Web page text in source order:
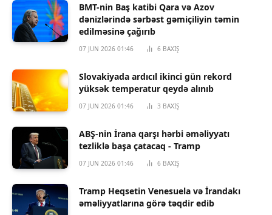
BMT-nin Baş katibi Qara və Azov
dənizlərində sərbəst gəmiçiliyin təmin
edilməsinə çağırıb
07 JUN 2026 01:46 6 BAXIŞ
Slovakiyada ardıcıl ikinci gün rekord
yüksək temperatur qeydə alınıb
07 JUN 2026 01:46 3 BAXIŞ
ABŞ-nin İrana qarşı hərbi əməliyyatı
tezliklə başa çatacaq - Tramp
07 JUN 2026 01:46 6 BAXIŞ
Tramp Heqsetin Venesuela və İrandakı
əməliyyatlarına görə təqdir edib